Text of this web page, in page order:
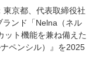
京都、代表取締役社
ンド「Nelna（ネル
ット機能を兼ね備えた
ペンシル）』を2025